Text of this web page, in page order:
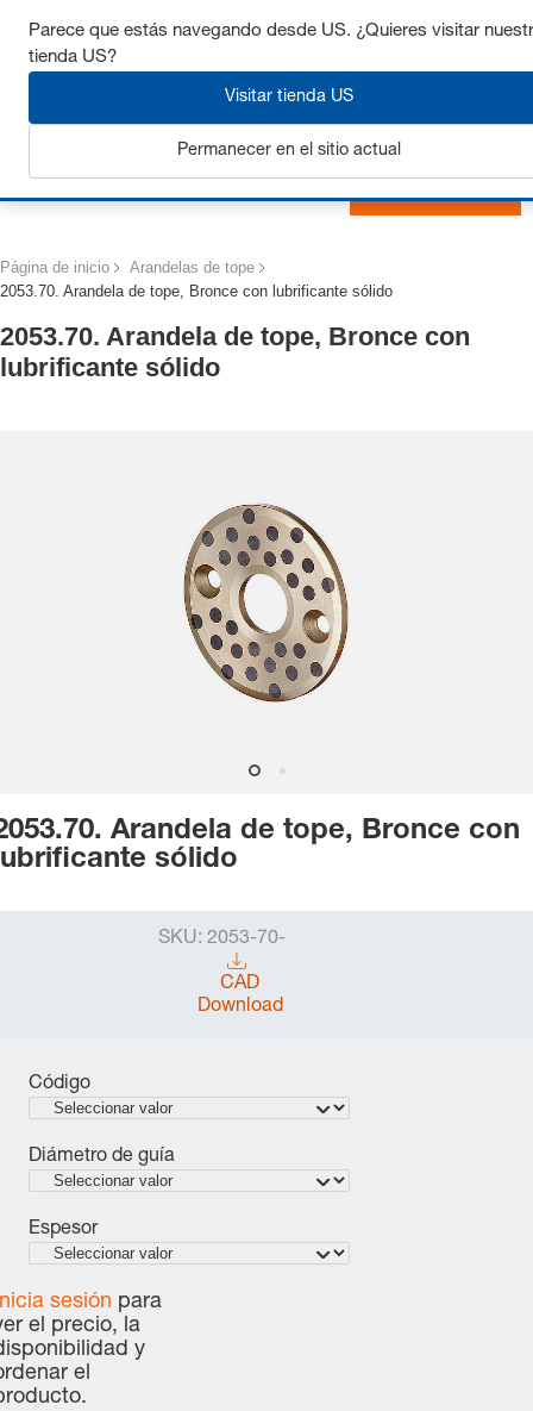
Consigue hasta un 7% de descuento - haz clic aquí para
Página de inicio
Arandelas de tope
2053.70. Arandela de tope, Bronce con lubrificante sólido
2053.70. Arandela de tope, Bronce con
lubrificante sólido
Arandela de tope, Bronce con
sólido
SKU: 2053-70-
CAD
Download
Código
Diámetro de guía
Espesor
sesión para
el precio, la
y
el
Parece que estás navegando desde US. ¿Quieres visitar
tienda US?
Visitar tienda US
Permanecer en el sitio actual